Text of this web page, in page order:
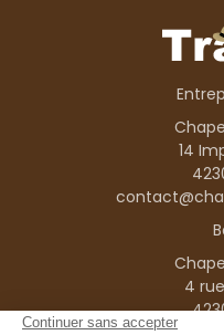
14
4